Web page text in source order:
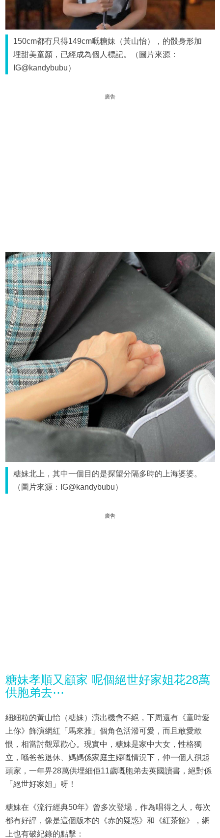
150cm都冇只得149cm嘅糖妹（黃山怡），的骰身形加
埋甜美童顏，已經成為個人標記。（圖片來源：
IG@kandybubu）
廣告
糖妹北上，其中一個目的是探望分隔多時的上海婆婆。
（圖片來源：IG@kandybubu）
廣告
糖妹孝順又顧家 呢個絕世好家姐花28萬
供胞弟去⋯
細細粒的黃山怡（糖妹）演出機會不絕，下周還有《童時愛
上你》飾演網紅「馬來雅」個角色活潑可愛，而且敢愛敢
恨，相當討觀眾歡心。現實中，糖妹是家中大女，性格獨
立，喺爸爸退休、媽媽係家庭主婦嘅情況下，仲一個人孭起
頭家，一年畀28萬供埋細佢11歲嘅胞弟去英國讀書，絕對係
「絕世好家姐」呀！
糖妹在《流行經典50年》曾多次登場，作為唱得之人，每次
都有好評，像是這個版本的《赤的疑惑》和《紅茶館》，網
上也有破紀錄的點擊：